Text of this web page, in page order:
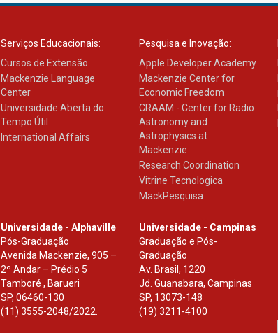
Serviços Educacionais:
Cursos de Extensão
Mackenzie Language
Center
Universidade Aberta do
Tempo Útil
International Affairs
Pesquisa e Inovação:
Apple Developer Academy
Mackenzie Center for
Economic Freedom
CRAAM - Center for Radio
Astronomy and
Astrophysics at
Mackenzie
Research Coordination
Vitrine Tecnologica
MackPesquisa
Universidade - Alphaville
Pós-Graduação
Avenida Mackenzie, 905 –
2º Andar – Prédio 5
Tamboré , Barueri
SP, 06460-130
(11) 3555-2048/2022.
Universidade - Campinas
Graduação e Pós-
Graduação
Av. Brasil, 1220
Jd. Guanabara, Campinas
SP, 13073-148
(19) 3211-4100